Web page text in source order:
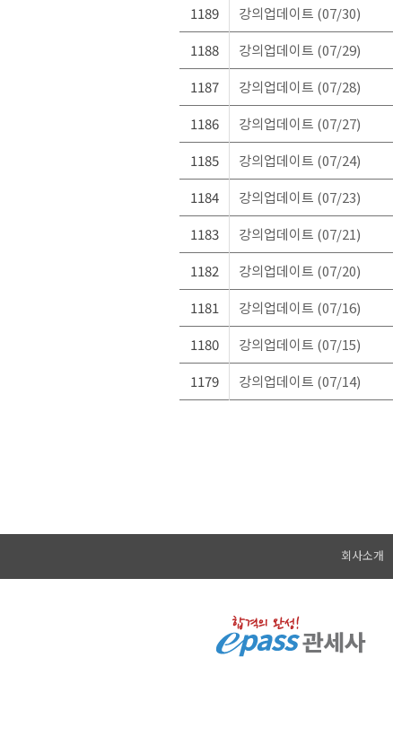
1189
강의업데이트 (07/30)
1188
강의업데이트 (07/29)
1187
강의업데이트 (07/28)
1186
강의업데이트 (07/27)
1185
강의업데이트 (07/24)
1184
강의업데이트 (07/23)
1183
강의업데이트 (07/21)
1182
강의업데이트 (07/20)
1181
강의업데이트 (07/16)
1180
강의업데이트 (07/15)
1179
강의업데이트 (07/14)
회사소개